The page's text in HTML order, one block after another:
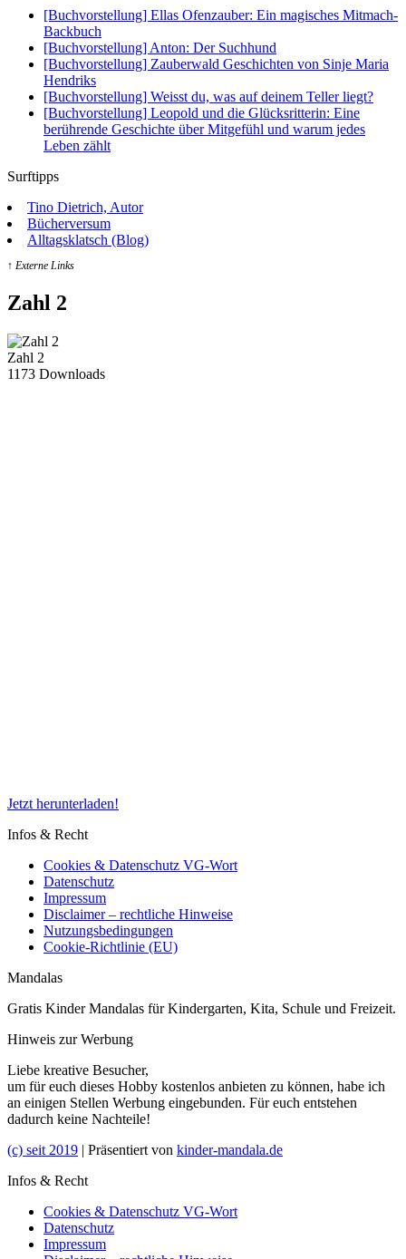
[Buchvorstellung] Ellas Ofenzauber: Ein magisches Mitmach-
Backbuch
[Buchvorstellung] Anton: Der Suchhund
[Buchvorstellung] Zauberwald Geschichten von Sinje Maria
Hendriks
[Buchvorstellung] Weisst du, was auf deinem Teller liegt?
[Buchvorstellung] Leopold und die Glücksritterin: Eine
berührende Geschichte über Mitgefühl und warum jedes
Leben zählt
Surftipps
Tino Dietrich, Autor
Bücherversum
Alltagsklatsch (Blog)
↑ Externe Links
Zahl 2
Zahl 2
1173 Downloads
Jetzt herunterladen!
Infos & Recht
Cookies & Datenschutz VG-Wort
Datenschutz
Impressum
Disclaimer – rechtliche Hinweise
Nutzungsbedingungen
Cookie-Richtlinie (EU)
Mandalas
Gratis Kinder Mandalas für Kindergarten, Kita, Schule und Freizeit.
Hinweis zur Werbung
Liebe kreative Besucher,
um für euch dieses Hobby kostenlos anbieten zu können, habe ich
an einigen Stellen Werbung eingebunden. Für euch entstehen
dadurch keine Nachteile!
(c) seit 2019 | Präsentiert von kinder-mandala.de
Infos & Recht
Cookies & Datenschutz VG-Wort
Datenschutz
Impressum